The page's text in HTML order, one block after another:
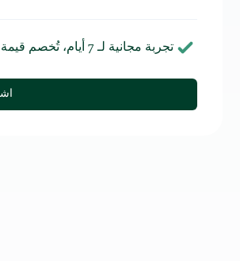
تجربة مجانية لـ7 أيام، تُخصم قيمة